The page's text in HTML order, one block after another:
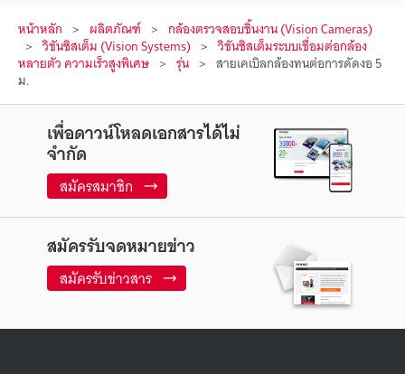
หน้าหลัก ผลิตภัณฑ์ กล้องตรวจสอบชิ้นงาน (Vision Cameras)
วิชันซิสเต็ม (Vision Systems) วิชันซิสเต็มระบบเชื่อมต่อกล้อง
หลายตัว ความเร็วสูงพิเศษ รุ่น สายเคเบิลกล้องทนต่อการดัดงอ 5
ม.
เพื่อดาวน์โหลดเอกสารได้ไม่
จำกัด
สมัครสมาชิก
สมัครรับจดหมายข่าว
สมัครรับข่าวสาร